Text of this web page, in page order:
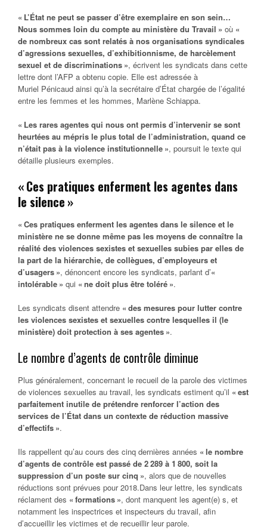
« L’État ne peut se passer d’être exemplaire en son sein…
Nous sommes loin du compte au ministère du Travail » où «
de nombreux cas sont relatés à nos organisations syndicales
d’agressions sexuelles, d’exhibitionnisme, de harcèlement
sexuel et de discriminations », écrivent les syndicats dans cette
lettre dont l’AFP a obtenu copie. Elle est adressée à
Muriel Pénicaud ainsi qu’à la secrétaire d’État chargée de l’égalité
entre les femmes et les hommes, Marlène Schiappa.
« Les rares agentes qui nous ont permis d’intervenir se sont
heurtées au mépris le plus total de l’administration, quand ce
n’était pas à la violence institutionnelle », poursuit le texte qui
détaille plusieurs exemples.
« Ces pratiques enferment les agentes dans
le silence »
« Ces pratiques enferment les agentes dans le silence et le
ministère ne se donne même pas les moyens de connaître la
réalité des violences sexistes et sexuelles subies par elles de
la part de la hiérarchie, de collègues, d’employeurs et
d’usagers », dénoncent encore les syndicats, parlant d’«
intolérable » qui « ne doit plus être toléré ».
Les syndicats disent attendre « des mesures pour lutter contre
les violences sexistes et sexuelles contre lesquelles il (le
ministère) doit protection à ses agentes ».
Le nombre d’agents de contrôle diminue
Plus généralement, concernant le recueil de la parole des victimes
de violences sexuelles au travail, les syndicats estiment qu’il « est
parfaitement inutile de prétendre renforcer l’action des
services de l’État dans un contexte de réduction massive
d’effectifs ».
Ils rappellent qu’au cours des cinq dernières années « le nombre
d’agents de contrôle est passé de 2 289 à 1 800, soit la
suppression d’un poste sur cinq », alors que de nouvelles
réductions sont prévues pour 2018.Dans leur lettre, les syndicats
réclament des « formations », dont manquent les agent(e) s, et
notamment les inspectrices et inspecteurs du travail, afin
d’accueillir les victimes et de recueillir leur parole.